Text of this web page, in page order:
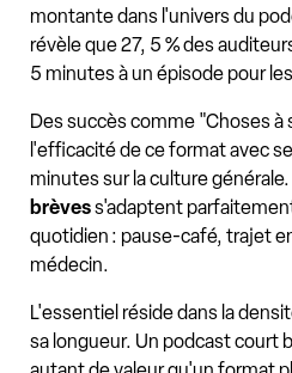
montante dans l'univers du
révèle que 27, 5 % des
5 minutes à un épisode pour
Des succès comme "Choses à
l'efficacité de ce format avec
minutes sur la culture
brèvess'adaptent
quotidien : pause-café, trajet
médecin.
L'essentiel réside dans la
sa longueur. Un podcast court